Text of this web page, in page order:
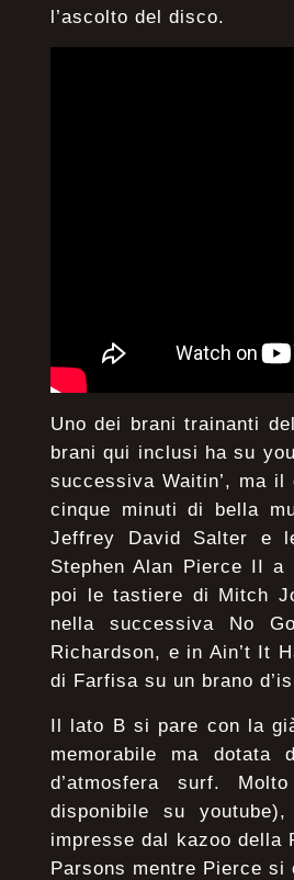
l’ascolto del disco.
Uno dei brani trainanti
brani qui inclusi ha su
successiva Waitin’, ma
cinque minuti di bella
Jeffrey David Salter e
Stephen Alan Pierce II
poi le tastiere di Mitch
nella successiva No
Richardson, e in Ain’t It
di Farfisa su un brano
Il lato B si pare con la
memorabile ma dotata
d’atmosfera surf.
disponibile su
impresse dal kazoo della
Parsons mentre Pierce si